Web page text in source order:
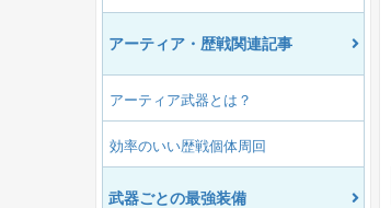
アーティア・歴戦関連記事
アーティア武器とは？
効率のいい歴戦個体周回
武器ごとの最強装備